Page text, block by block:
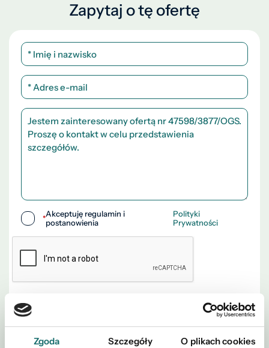
Zgoda Szczegóły O plikach cookies
Zapytaj o tę ofertę
*Akceptuję regulamin i
postanowienia
Polityki
Prywatności
WYŚLIJ